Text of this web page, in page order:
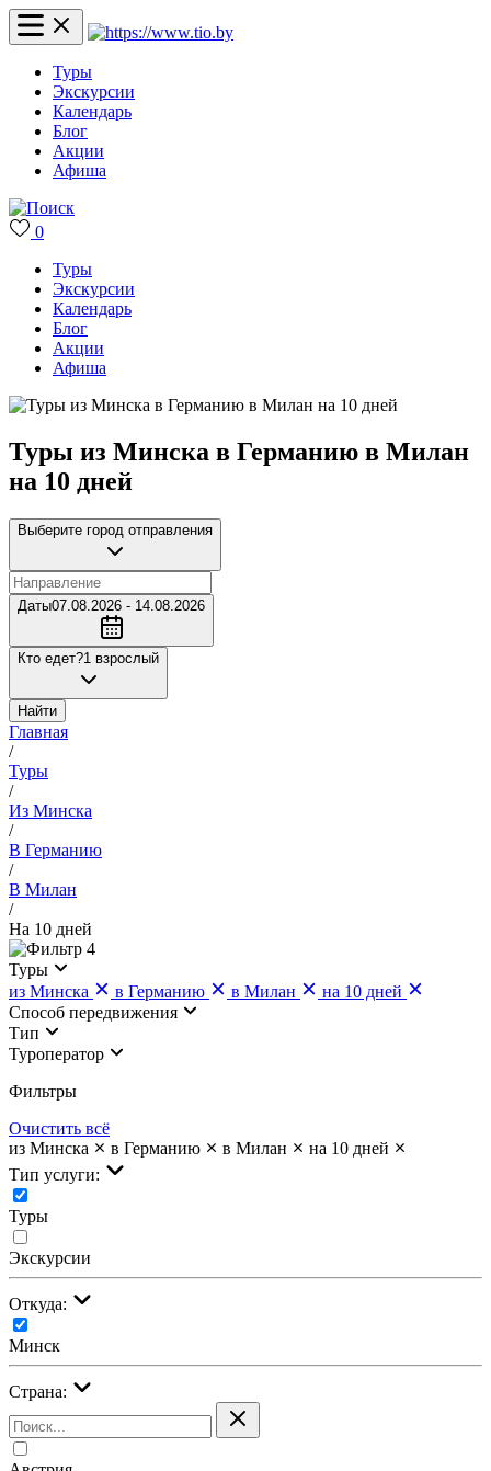
Туры
Экскурсии
Календарь
Блог
Акции
Афиша
0
Туры
Экскурсии
Календарь
Блог
Акции
Афиша
Туры из Минска в Германию в Милан
на 10 дней
Выберите город отправления
Даты07.08.2026 - 14.08.2026
Кто едет?1 взрослый
Найти
Главная
/
Туры
/
Из Минска
/
В Германию
/
В Милан
/
На 10 дней
4
Туры
из Минска
в Германию в Милан
на 10 дней
Cпособ передвижения
Тип
Туроператор
Фильтры
Очистить всё
из Минска
в Германию в Милан
на 10 дней
Тип услуги:
Туры
Экскурсии
Откуда:
Минск
Страна: